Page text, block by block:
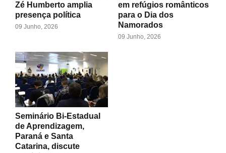
Zé Humberto amplia
presença política
09 Junho, 2026
em refúgios românticos
para o Dia dos
Namorados
09 Junho, 2026
Seminário Bi-Estadual
de Aprendizagem,
Paraná e Santa
Catarina, discute